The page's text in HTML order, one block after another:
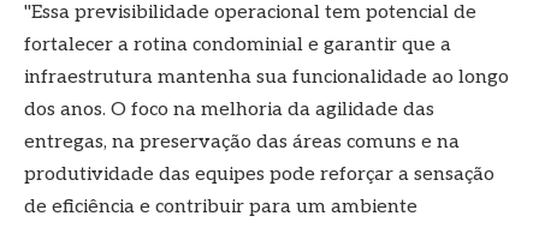
"Essa previsibilidade operacional tem potencial de
fortalecer a rotina condominial e garantir que a
infraestrutura mantenha sua funcionalidade ao longo
dos anos. O foco na melhoria da agilidade das
entregas, na preservação das áreas comuns e na
produtividade das equipes pode reforçar a sensação
de eficiência e contribuir para um ambiente